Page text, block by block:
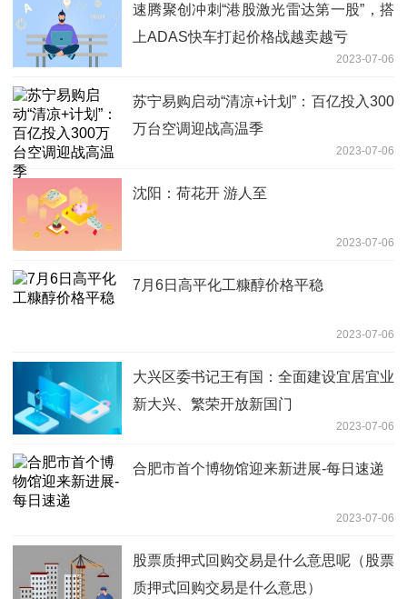
速腾聚创冲刺“港股激光雷达第一股”，搭
上ADAS快车打起价格战越卖越亏
2023-07-06
苏宁易购启动“清凉+计划”：百亿投入300
万台空调迎战高温季
2023-07-06
沈阳：荷花开 游人至
2023-07-06
7月6日高平化工糠醇价格平稳
2023-07-06
大兴区委书记王有国：全面建设宜居宜业
新大兴、繁荣开放新国门
2023-07-06
合肥市首个博物馆迎来新进展-每日速递
2023-07-06
股票质押式回购交易是什么意思呢（股票
质押式回购交易是什么意思）